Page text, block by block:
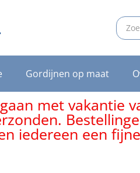
Gordijnen op maat
met vakantie
iedereen een